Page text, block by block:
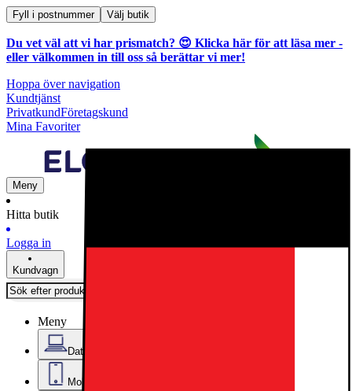
Fyll i postnummer Välj butik
Du vet väl att vi har prismatch? 😍 Klicka här för att läsa mer -
eller välkommen in till oss så berättar vi mer!
Hoppa över navigation
Kundtjänst
PrivatkundFöretagskund
Mina Favoriter
Meny
Hitta butik
Logga in
Kundvagn
Meny
Datorer & Kontor
Mobiler, Tablets & Smartklockor